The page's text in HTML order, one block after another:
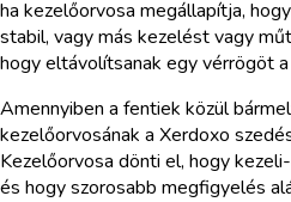
ha kezelőorvosa megállapítja,
stabil, vagy más kezelést vagy
hogy eltávolítsanak egy vérrögöt
Amennyiben a fentiek közül
kezelőorvosának a Xerdoxo
Kezelőorvosa dönti el, hogy
és hogy szorosabb megfigyelés